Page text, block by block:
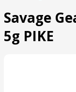
Savage
5g PIKE